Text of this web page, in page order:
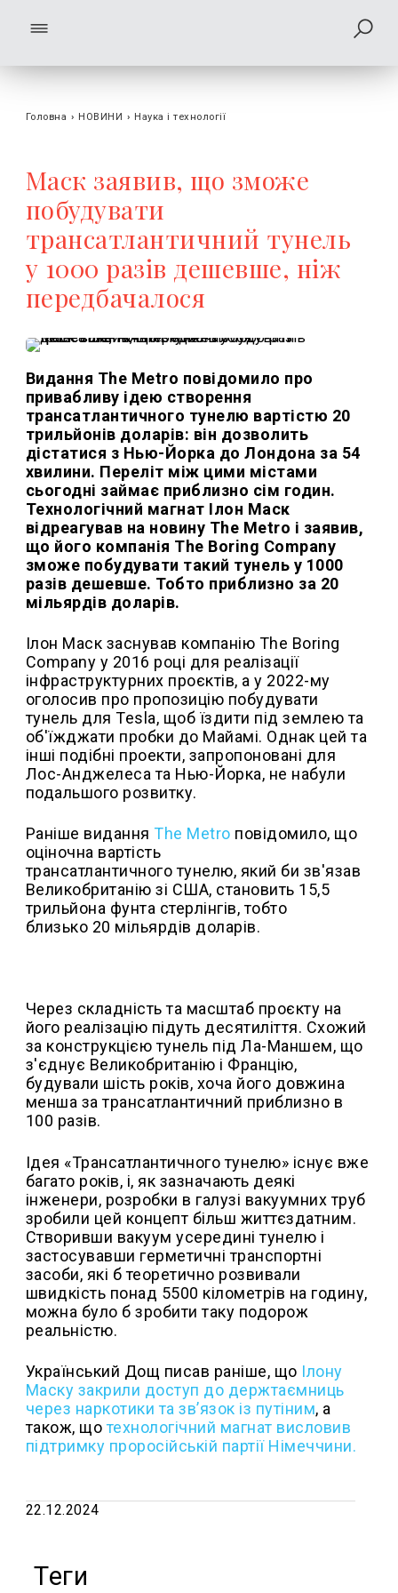
Головна › НОВИНИ › Наука і технології
Маск заявив, що зможе
побудувати
трансатлантичний тунель
у 1000 разів дешевше, ніж
передбачалося
Видання The Metro повідомило про
привабливу ідею створення
трансатлантичного тунелю вартістю 20
трильйонів доларів: він дозволить
дістатися з Нью-Йорка до Лондона за 54
хвилини. Переліт між цими містами
сьогодні займає приблизно сім годин.
Технологічний магнат Ілон Маск
відреагував на новину The Metro і заявив,
що його компанія The Boring Company
зможе побудувати такий тунель у 1000
разів дешевше. Тобто приблизно за 20
мільярдів доларів.
Ілон Маск заснував компанію The Boring
Company у 2016 році для реалізації
інфраструктурних проєктів, а у 2022-му
оголосив про пропозицію побудувати
тунель для Tesla, щоб їздити під землею та
об'їжджати пробки до Майамі. Однак цей та
інші подібні проекти, запропоновані для
Лос-Анджелеса та Нью-Йорка, не набули
подальшого розвитку.
Раніше видання The Metro повідомило, що
оціночна вартість
трансатлантичного тунелю, який би зв'язав
Великобританію зі США, становить 15,5
трильйона фунта стерлінгів, тобто
близько 20 мільярдів доларів.
Через складність та масштаб проєкту на
його реалізацію підуть десятиліття. Схожий
за конструкцією тунель під Ла-Маншем, що
з'єднує Великобританію і Францію,
будували шість років, хоча його довжина
менша за трансатлантичний приблизно в
100 разів.
Ідея «Трансатлантичного тунелю» існує вже
багато років, і, як зазначають деякі
інженери, розробки в галузі вакуумних труб
зробили цей концепт більш життєздатним.
Створивши вакуум усередині тунелю і
застосувавши герметичні транспортні
засоби, які б теоретично розвивали
швидкість понад 5500 кілометрів на годину,
можна було б зробити таку подорож
реальністю.
Український Дощ писав раніше, що Ілону
Маску закрили доступ до держтаємниць
через наркотики та зв’язок із путіним, а
також, щотехнологічний магнат висловив
підтримку проросійській партії Німеччини.
22.12.2024
Теги